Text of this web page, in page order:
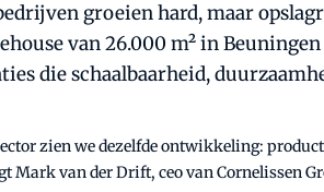
groeien hard, maar
van 26.000 m² in
die schaalbaarheid,
zien we dezelfde ontwikkeling:
Mark van der Drift, ceo van Cornelissen